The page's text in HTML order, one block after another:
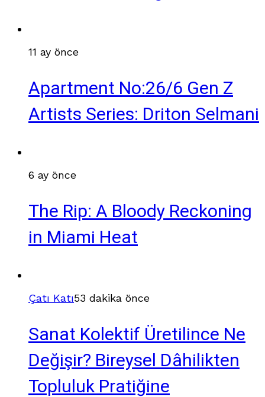
11 ay önce
Apartment No:26/6 Gen Z
Artists Series: Driton Selmani
6 ay önce
The Rip: A Bloody Reckoning
in Miami Heat
Çatı Katı53 dakika önce
Sanat Kolektif Üretilince Ne
Değişir? Bireysel Dâhilikten
Topluluk Pratiğine